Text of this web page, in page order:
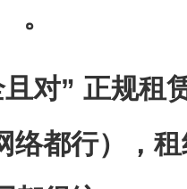
。
对” 正规租
络都行），